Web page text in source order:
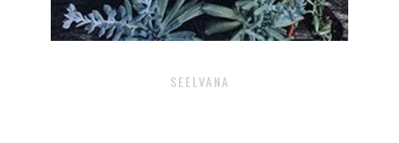
SEELVANA